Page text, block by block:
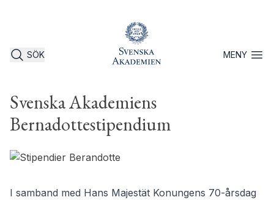
SÖK MENYÖppna
Svenska Akademiens
Bernadottestipendium
I samband med Hans Majestät Konungens 70-årsdag